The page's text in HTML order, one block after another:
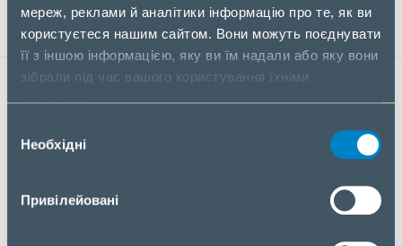
мереж, реклами й аналітики інформацію про те, як ви
користуєтеся нашим сайтом. Вони можуть поєднувати
її з іншою інформацією, яку ви їм надали або яку вони
зібрали під час вашого користування їхніми
згоди
Необхідні
Привілейовані
ПІБ